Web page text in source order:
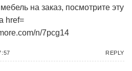
на заказ, посмотрите эту
href=
n/7pcg14
REPLY